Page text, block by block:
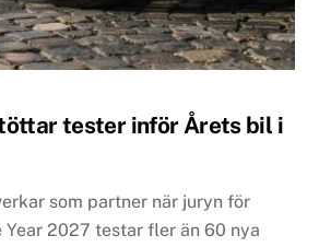
tester inför Årets bil i
som partner när juryn för
Year 2027 testar fler än 60 nya